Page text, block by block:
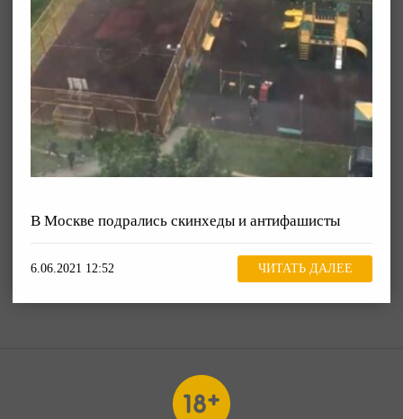
В Москве подрались скинхеды и антифашисты
6.06.2021 12:52 ЧИТАТЬ ДАЛЕЕ